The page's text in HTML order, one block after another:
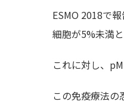
ESMO 2018で
細胞が5%未満
これに対し、
この免疫療法の